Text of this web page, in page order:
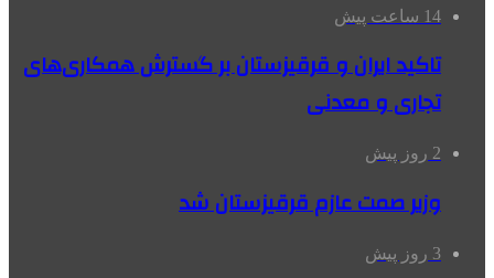
14 ساعت پیش
تاکید ایران و قرقیزستان بر گسترش همکاری‌های
تجاری و معدنی
2 روز پیش
وزیر صمت عازم قرقیزستان شد
3 روز پیش